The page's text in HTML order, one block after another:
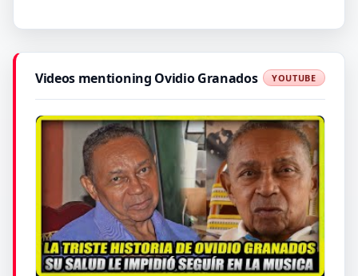
Videos mentioning Ovidio Granados YOUTUBE